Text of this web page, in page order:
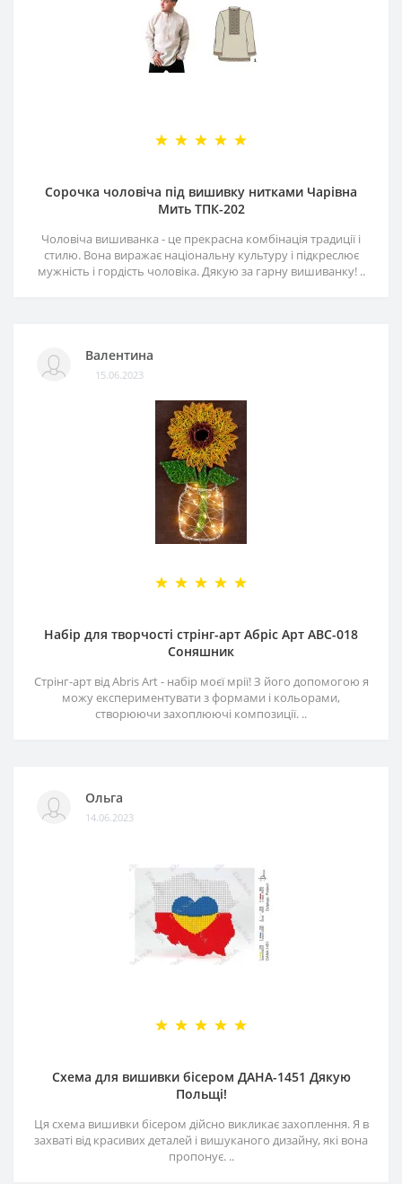
Сорочка чоловіча під вишивку нитками Чарівна
Мить ТПК-202
Чоловіча вишиванка - це прекрасна комбінація традиції і
стилю. Вона виражає національну культуру і підкреслює
мужність і гордість чоловіка. Дякую за гарну вишиванку! ..
Валентина
15.06.2023
Набір для творчості стрінг-арт Абріс Арт АВС-018
Соняшник
Стрінг-арт від Abris Art - набір моєї мрії! З його допомогою я
можу експериментувати з формами і кольорами,
створюючи захоплюючі композиції. ..
Ольга
14.06.2023
Схема для вишивки бісером ДАНА-1451 Дякую
Польщі!
Ця схема вишивки бісером дійсно викликає захоплення. Я в
захваті від красивих деталей і вишуканого дизайну, які вона
пропонує. ..